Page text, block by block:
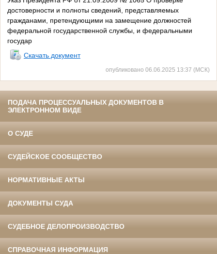
достоверности и полноты сведений, представляемых
гражданами, претендующими на замещение должностей
федеральной государственной службы, и федеральными
государ
Скачать документ
опубликовано 06.06.2025 13:37 (МСК)
ПОДАЧА ПРОЦЕССУАЛЬНЫХ ДОКУМЕНТОВ В
ЭЛЕКТРОННОМ ВИДЕ
О СУДЕ
СУДЕЙСКОЕ СООБЩЕСТВО
НОРМАТИВНЫЕ АКТЫ
ДОКУМЕНТЫ СУДА
СУДЕБНОЕ ДЕЛОПРОИЗВОДСТВО
СПРАВОЧНАЯ ИНФОРМАЦИЯ